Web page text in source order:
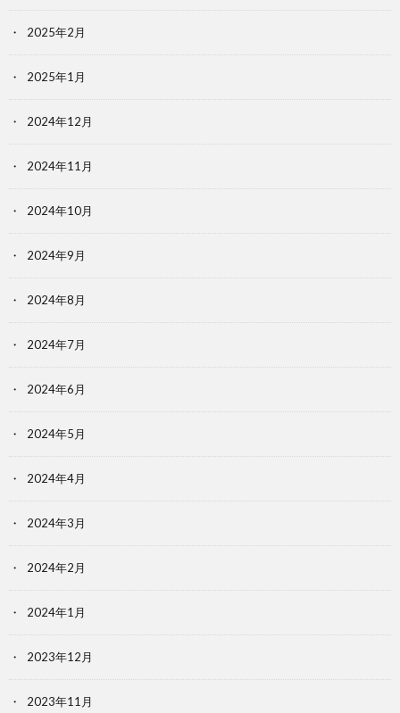
2025年2月
2025年1月
2024年12月
2024年11月
2024年10月
2024年9月
2024年8月
2024年7月
2024年6月
2024年5月
2024年4月
2024年3月
2024年2月
2024年1月
2023年12月
2023年11月